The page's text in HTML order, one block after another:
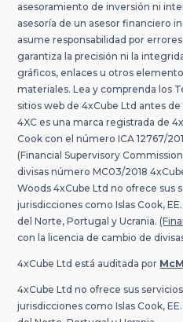
asesoramiento de inversión ni
asesoría de un asesor financiero
asume responsabilidad por
garantiza la precisión ni la
gráficos, enlaces u otros
materiales. Lea y comprenda los
sitios web de 4xCube Ltd antes
4XC es una marca registrada de
Cook con el número ICA 12767/
(Financial Supervisory
divisas número MC03/2018
Woods 4xCube Ltd no ofrece sus
jurisdicciones como Islas Cook,
del Norte, Portugal y Ucrania.
con la licencia de cambio de
4xCube Ltd está auditada por
4xCube Ltd no ofrece sus
jurisdicciones como Islas Cook,